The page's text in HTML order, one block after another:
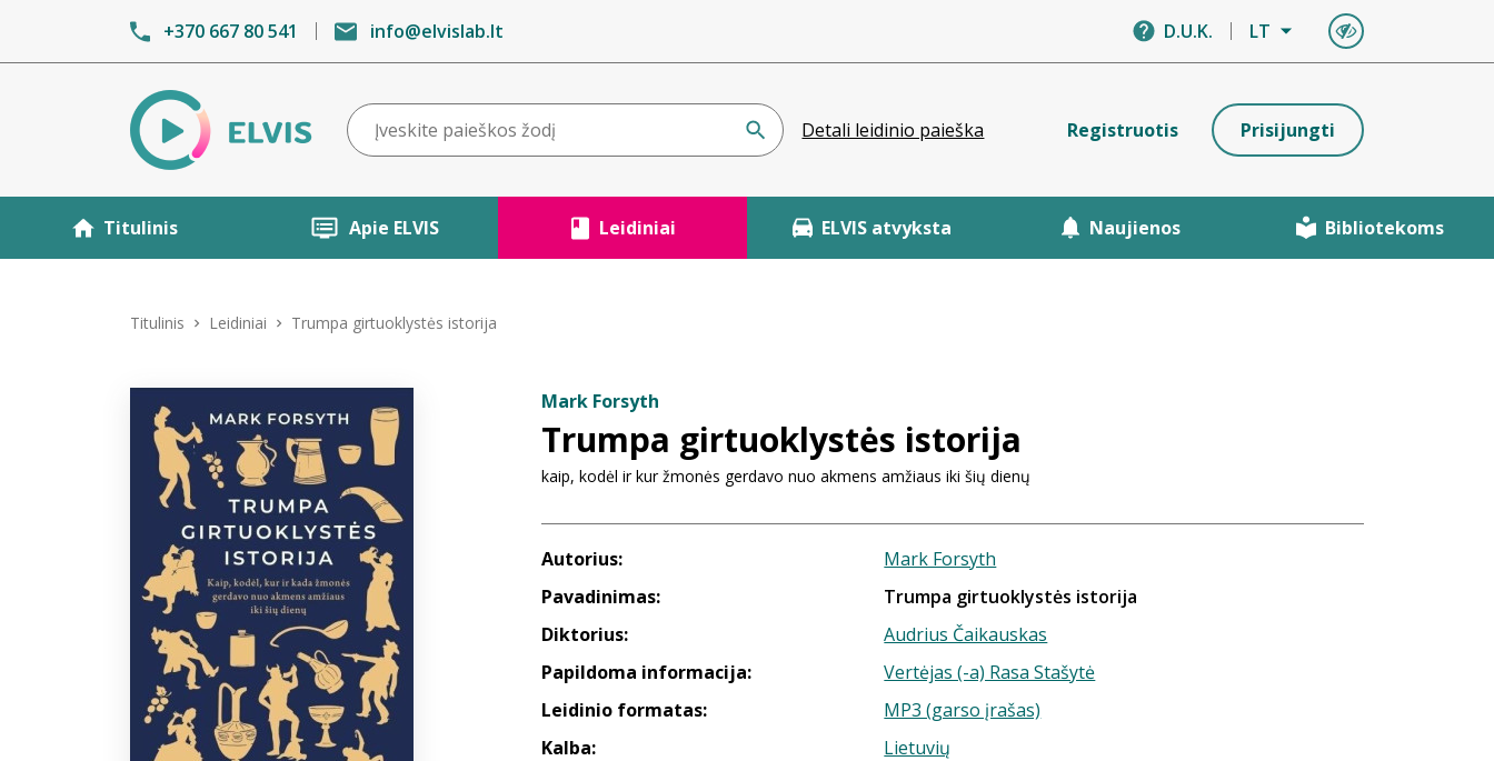
+370 667 80 541 info@elvislab.lt D.U.K. LT
Detali leidinio paieška Registruotis Prisijungti
Titulinis Apie ELVIS Leidiniai ELVIS atvyksta Naujienos Bibliotekoms
Titulinis Leidiniai Trumpa girtuoklystės istorija
Mark Forsyth
Trumpa girtuoklystės istorija
kaip, kodėl ir kur žmonės gerdavo nuo akmens amžiaus iki šių dienų
Autorius:
Mark Forsyth
Pavadinimas:
Trumpa girtuoklystės istorija
Diktorius:
Audrius Čaikauskas
Papildoma informacija:
Vertėjas (-a) Rasa Stašytė
Leidinio formatas:
MP3 (garso įrašas)
Kalba:
Lietuvių